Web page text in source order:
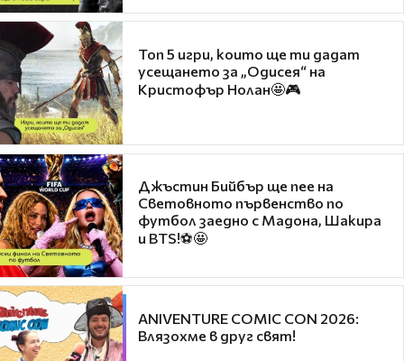
Топ 5 игри, които ще ти дадат
усещането за „Одисея“ на
Кристофър Нолан🤩🎮
Джъстин Бийбър ще пее на
Световното първенство по
футбол заедно с Мадона, Шакира
и BTS!⚽🤩
ANIVENTURE COMIC CON 2026:
Влязохме в друг свят!